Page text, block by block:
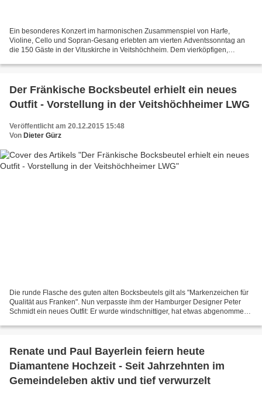
Ein besonderes Konzert im harmonischen Zusammenspiel von Harfe,
Violine, Cello und Sopran-Gesang erlebten am vierten Adventssonntag an
die 150 Gäste in der Vituskirche in Veitshöchheim. Dem vierköpfigen,
Der Fränkische Bocksbeutel erhielt ein neues
Outfit - Vorstellung in der Veitshöchheimer LWG
Veröffentlicht am 20.12.2015 15:48
Von Dieter Gürz
Die runde Flasche des guten alten Bocksbeutels gilt als "Markenzeichen für
Qualität aus Franken". Nun verpasste ihm der Hamburger Designer Peter
Schmidt ein neues Outfit: Er wurde windschnittiger, hat etwas abgenommen
Renate und Paul Bayerlein feiern heute
Diamantene Hochzeit - Seit Jahrzehnten im
Gemeindeleben aktiv und tief verwurzelt